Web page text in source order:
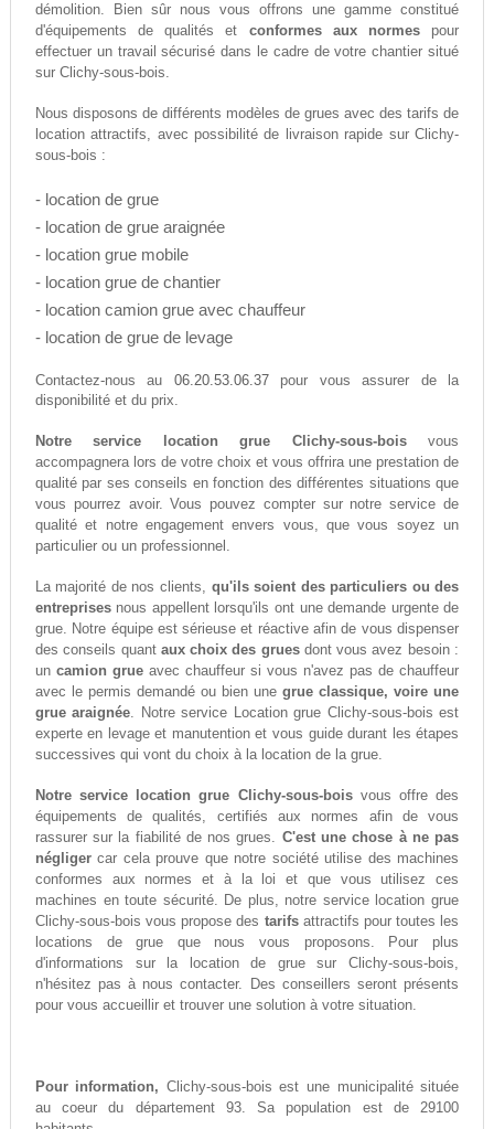
démolition. Bien sûr nous vous offrons une gamme constitué
d'équipements de qualités et conformes aux normespour
effectuer un travail sécurisé dans le cadre de votre chantier situé
sur Clichy-sous-bois.
Nous disposons de différents modèles de grues avec des tarifs de
location attractifs, avec possibilité de livraison rapide sur Clichy-
sous-bois :
- location de grue
- location de grue araignée
- location grue mobile
- location grue de chantier
- location camion grue avec chauffeur
- location de grue de levage
Contactez-nous au 06.20.53.06.37pour vous assurer de la
disponibilité et du prix.
Notre service location grue Clichy-sous-boisvous
accompagnera lors de votre choix et vous offrira une prestation de
qualité par ses conseils en fonction des différentes situations que
vous pourrez avoir. Vous pouvez compter sur notre service de
qualité et notre engagement envers vous, que vous soyez un
particulier ou un professionnel.
La majorité de nos clients, qu'ils soient des particuliers ou des
entreprisesnous appellent lorsqu'ils ont une demande urgente de
grue. Notre équipe est sérieuse et réactive afin de vous dispenser
des conseils quant aux choix des gruesdont vous avez besoin :
un camion grueavec chauffeur si vous n'avez pas de chauffeur
avec le permis demandé ou bien unegrue classique, voire une
grue araignée. Notre service Location grue Clichy-sous-bois est
experte en levage et manutention et vous guide durant les étapes
successives qui vont du choix à la location de la grue.
Notre service location grue Clichy-sous-boisvous offre des
équipements de qualités, certifiés aux normes afin de vous
rassurer sur la fiabilité de nos grues. C'est une chose à ne pas
négligercar cela prouve que notre société utilise des machines
conformes aux normes et à la loi et que vous utilisez ces
machines en toute sécurité. De plus, notre service location grue
Clichy-sous-bois vous propose des tarifsattractifs pour toutes les
locations de grue que nous vous proposons. Pour plus
d'informations sur la location de grue sur Clichy-sous-bois,
n'hésitez pas à nous contacter. Des conseillers seront présents
pour vous accueillir et trouver une solution à votre situation.
Pour information, Clichy-sous-bois est une municipalité située
au coeur du département 93. Sa population est de 29100